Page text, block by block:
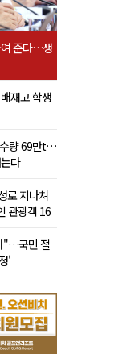
여 준다…생
재고 학생
수량 69만t…
다
로 지나쳐
관광객 16
"…국민 절
'